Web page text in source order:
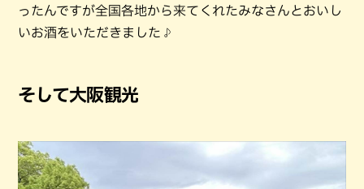
ったんですが全国各地から来てくれたみなさんとおいし
いお酒をいただきました♪
そして大阪観光